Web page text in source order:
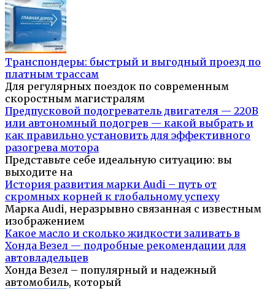
Транспондеры: быстрый и выгодный проезд по
платным трассам
Для регулярных поездок по современным
скоростным магистралям
Предпусковой подогреватель двигателя — 220В
или автономный подогрев — какой выбрать и
как правильно установить для эффективного
разогрева мотора
Представьте себе идеальную ситуацию: вы
выходите на
История развития марки Audi – путь от
скромных корней к глобальному успеху
Марка Audi, неразрывно связанная с известным
изображением
Какое масло и сколько жидкости заливать в
Хонда Везел — подробные рекомендации для
автовладельцев
Хонда Везел – популярный и надежный
автомобиль, который